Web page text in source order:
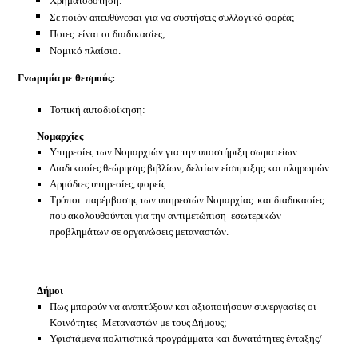
Σε ποιόν απευθύνεσαι για να συστήσεις συλλογικό φορέα;
Ποιες είναι οι διαδικασίες;
Νομικό πλαίσιο.
Γνωριμία με θεσμούς:
Τοπική αυτοδιοίκηση:
Νομαρχίες
Υπηρεσίες των Νομαρχιών για την υποστήριξη σωματείων
Διαδικασίες θεώρησης βιβλίων, δελτίων είσπραξης και πληρωμών.
Αρμόδιες υπηρεσίες, φορείς
Τρόποι παρέμβασης των υπηρεσιών Νομαρχίας και διαδικασίες
που ακολουθούνται για την αντιμετώπιση εσωτερικών
προβλημάτων σε οργανώσεις μεταναστών.
Δήμοι
Πως μπορούν να αναπτύξουν και αξιοποιήσουν συνεργασίες οι
Κοινότητες Μεταναστών με τους Δήμους;
Υφιστάμενα πολιτιστικά προγράμματα και δυνατότητες ένταξης/